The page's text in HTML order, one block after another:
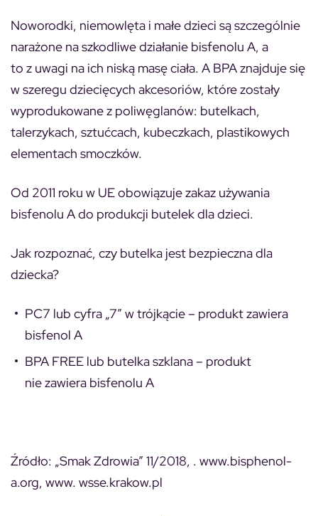
Noworodki, niemowlęta i małe dzieci są szczególnie
narażone na szkodliwe działanie bisfenolu A, a
to z uwagi na ich niską masę ciała. A BPA znajduje się
w szeregu dziecięcych akcesoriów, które zostały
wyprodukowane z poliwęglanów: butelkach,
talerzykach, sztućcach, kubeczkach, plastikowych
elementach smoczków.
Od 2011 roku w UE obowiązuje zakaz używania
bisfenolu A do produkcji butelek dla dzieci.
Jak rozpoznać, czy butelka jest bezpieczna dla
dziecka?
PC7 lub cyfra „7” w trójkącie – produkt zawiera
bisfenol A
BPA FREE lub butelka szklana – produkt
nie zawiera bisfenolu A
Źródło: „Smak Zdrowia” 11/2018, . www.bisphenol-
a.org, www. wsse.krakow.pl